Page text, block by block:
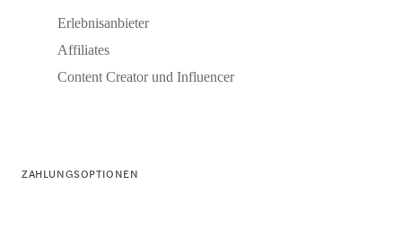
Erlebnisanbieter
Affiliates
Content Creator und Influencer
ZAHLUNGSOPTIONEN